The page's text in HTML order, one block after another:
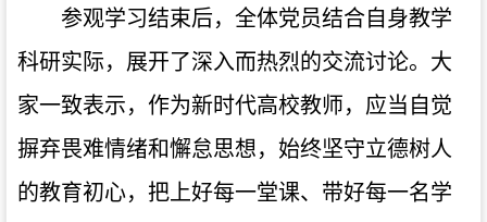
参观学习结束后，全体党员结合自身教学
科研实际，展开了深入而热烈的交流讨论。大
家一致表示，作为新时代高校教师，应当自觉
摒弃畏难情绪和懈怠思想，始终坚守立德树人
的教育初心，把上好每一堂课、带好每一名学